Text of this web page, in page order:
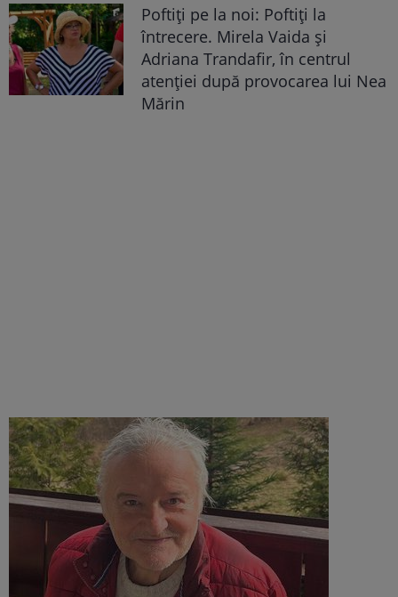
Poftiți pe la noi: Poftiți la
întrecere. Mirela Vaida și
Adriana Trandafir, în centrul
atenției după provocarea lui Nea
Mărin